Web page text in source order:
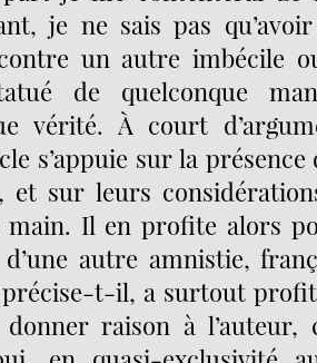
je ne sais pas
un autre imbécile
de quelconque
vérité. À court
s’appuie sur la présence
et sur leurs
main. Il en profite alors
d’une autre amnistie,
précise-t-il, a surtout
raison à l’auteur,